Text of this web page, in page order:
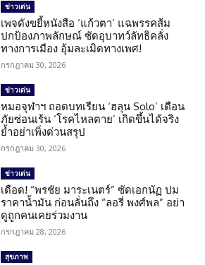
ข่าวเด่น
เพจดังขยี้หนังสือ ‘แก้วตา’ แฉพรรคส้ม
ปกป้องภาพลักษณ์ ซัดอุบาทว์ลัทธิคลั่ง
ทางการเมือง อุ้มละเมิดทางเพศ!
กรกฎาคม 30, 2026
ข่าวเด่น
หมอจุฬาฯ ถอดบทเรียน ‘ฮลุน Solo’ เตือน
ภัยซ่อนเร้น ‘โรคไหลตาย’ เกิดขึ้นได้จริง
ย้ำอย่าเพิ่งด่วนสรุป
กรกฎาคม 30, 2026
ข่าวเด่น
เดือด! “พรชัย มาระเนตร์” ซัดเอกนัฏ ปม
ราคาน้ำมัน ก่อนลั่นถึง “ลอรี่ พงศ์พล” อย่า
ดูถูกคนเคยร่วมงาน
กรกฎาคม 28, 2026
สุขภาพ